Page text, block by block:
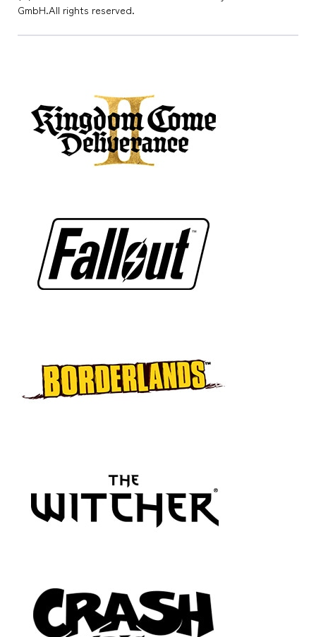
GmbH.All rights reserved.